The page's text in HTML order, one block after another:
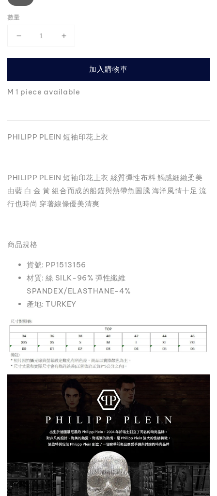
數量
加入購物車
M 1 piece available
PHILIPP PLEIN 短袖印花上衣
PHILIPP PLEIN 短袖印花上衣 絲質彈性布料 觸感細緻柔美
由藍 白 金 黃 組合而成的船錨與熱帶魚圖騰 海洋風情十足 流
行也時尚 穿著線條優美清爽
商品規格
貨號: PP1513156
材質: 絲 SILK-96% 彈性纖維
SPANDEX/ELASTHANE-4%
產地: TURKEY